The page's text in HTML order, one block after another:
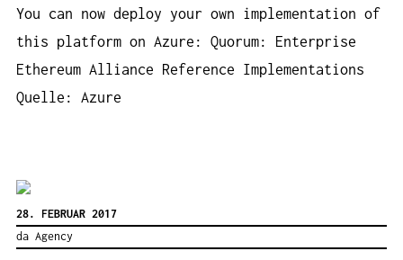
You can now deploy your own implementation of
this platform on Azure: Quorum: Enterprise
Ethereum Alliance Reference Implementations
Quelle: Azure
28. FEBRUAR 2017
da Agency